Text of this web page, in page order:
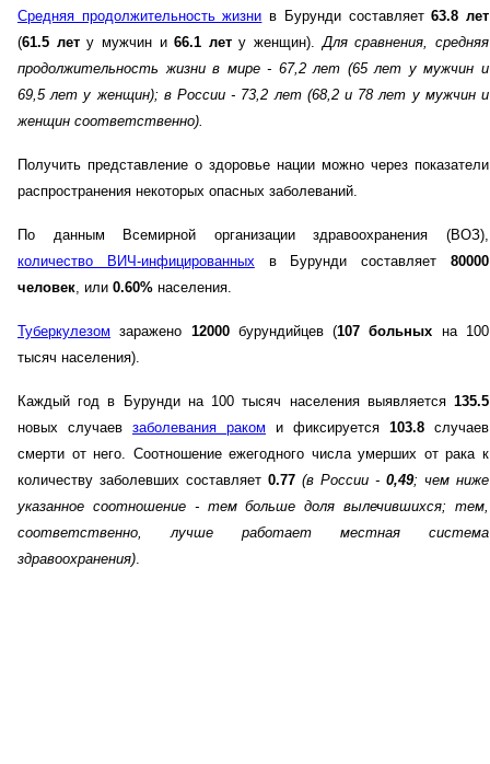
Средняя продолжительность жизни в Бурунди составляет63.8 лет
(61.5 лету мужчин и66.1 лету женщин).Для сравнения, средняя
продолжительность жизни в мире - 67,2 лет (65 лет у мужчин и
69,5 лет у женщин); в России - 73,2 лет (68,2 и 78 лет у мужчин и
женщин соответственно).
Получить представление о здоровье нации можно через показатели
распространения некоторых опасных заболеваний.
По данным Всемирной организации здравоохранения (ВОЗ),
количество ВИЧ-инфицированныхв Бурунди составляет80000
человек, или 0.60% населения.
Туберкулезом заражено 12000бурундийцев (107 больных на 100
тысяч населения).
Каждый год в Бурунди на 100 тысяч населения выявляется 135.5
новых случаев заболевания раком и фиксируется 103.8 случаев
смерти от него. Соотношение ежегодного числа умерших от рака к
количеству заболевших составляет 0.77 (в России - 0,49; чем ниже
указанное соотношение - тем больше доля вылечившихся; тем,
соответственно, лучше работает местная система
здравоохранения).